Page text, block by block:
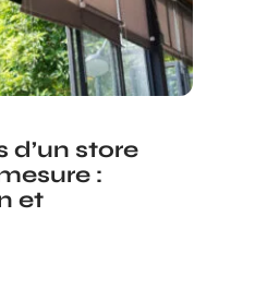
d’un store
:
et